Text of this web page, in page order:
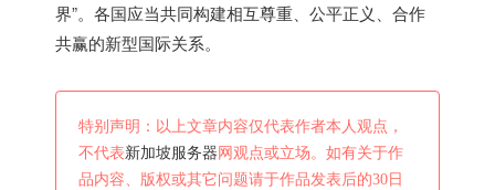
界”。各国应当共同构建相互尊重、公平正义、合作
共赢的新型国际关系。
特别声明：以上文章内容仅代表作者本人观点，
不代表新加坡服务器 网观点或立场。如有关于作
品内容、版权或其它问题请于作品发表后的30日